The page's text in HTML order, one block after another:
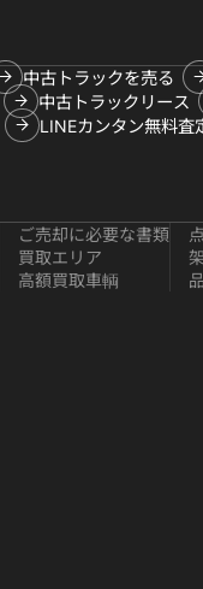
中古トラックを売る
中古トラックリース
LINEカンタン無料査
ご売却に必要な書類
買取エリア
高額買取車輌